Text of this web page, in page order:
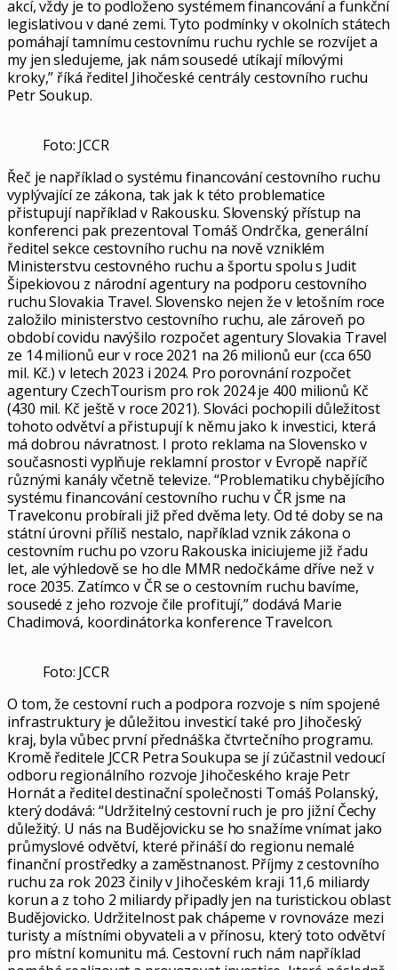
akcí, vždy je to podloženo systémem financování a funkční
legislativou v dané zemi. Tyto podmínky v okolních státech
pomáhají tamnímu cestovnímu ruchu rychle se rozvíjet a
my jen sledujeme, jak nám sousedé utíkají mílovými
kroky,” říká ředitel Jihočeské centrály cestovního ruchu
Petr Soukup.
Foto: JCCR
Řeč je například o systému financování cestovního ruchu
vyplývající ze zákona, tak jak k této problematice
přistupují například v Rakousku. Slovenský přístup na
konferenci pak prezentoval Tomáš Ondrčka, generální
ředitel sekce cestovního ruchu na nově vzniklém
Ministerstvu cestovného ruchu a športu spolu s Judit
Šipekiovou z národní agentury na podporu cestovního
ruchu Slovakia Travel. Slovensko nejen že v letošním roce
založilo ministerstvo cestovního ruchu, ale zároveň po
období covidu navýšilo rozpočet agentury Slovakia Travel
ze 14 milionů eur v roce 2021 na 26 milionů eur (cca 650
mil. Kč.) v letech 2023 i 2024. Pro porovnání rozpočet
agentury CzechTourism pro rok 2024 je 400 milionů Kč
(430 mil. Kč ještě v roce 2021). Slováci pochopili důležitost
tohoto odvětví a přistupují k němu jako k investici, která
má dobrou návratnost. I proto reklama na Slovensko v
současnosti vyplňuje reklamní prostor v Evropě napříč
různými kanály včetně televize. “Problematiku chybějícího
systému financování cestovního ruchu v ČR jsme na
Travelconu probírali již před dvěma lety. Od té doby se na
státní úrovni příliš nestalo, například vznik zákona o
cestovním ruchu po vzoru Rakouska iniciujeme již řadu
let, ale výhledově se ho dle MMR nedočkáme dříve než v
roce 2035. Zatímco v ČR se o cestovním ruchu bavíme,
sousedé z jeho rozvoje čile profitují,” dodává Marie
Chadimová, koordinátorka konference Travelcon.
Foto: JCCR
O tom, že cestovní ruch a podpora rozvoje s ním spojené
infrastruktury je důležitou investicí také pro Jihočeský
kraj, byla vůbec první přednáška čtvrtečního programu.
Kromě ředitele JCCR Petra Soukupa se jí zúčastnil vedoucí
odboru regionálního rozvoje Jihočeského kraje Petr
Hornát a ředitel destinační společnosti Tomáš Polanský,
který dodává: “Udržitelný cestovní ruch je pro jižní Čechy
důležitý. U nás na Budějovicku se ho snažíme vnímat jako
průmyslové odvětví, které přináší do regionu nemalé
finanční prostředky a zaměstnanost. Příjmy z cestovního
ruchu za rok 2023 činily v Jihočeském kraji 11,6 miliardy
korun a z toho 2 miliardy připadly jen na turistickou oblast
Budějovicko. Udržitelnost pak chápeme v rovnováze mezi
turisty a místními obyvateli a v přínosu, který toto odvětví
pro místní komunitu má. Cestovní ruch nám například